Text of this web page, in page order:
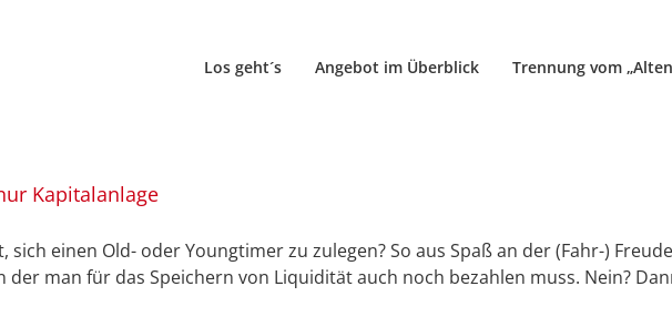
Los geht´s Angebot im Überblick Trennung vom
Kapitalanlage
einen Old- oder Youngtimer zu zulegen? So aus Spaß an der (Fahr-)
man für das Speichern von Liquidität auch noch bezahlen muss. Nein?